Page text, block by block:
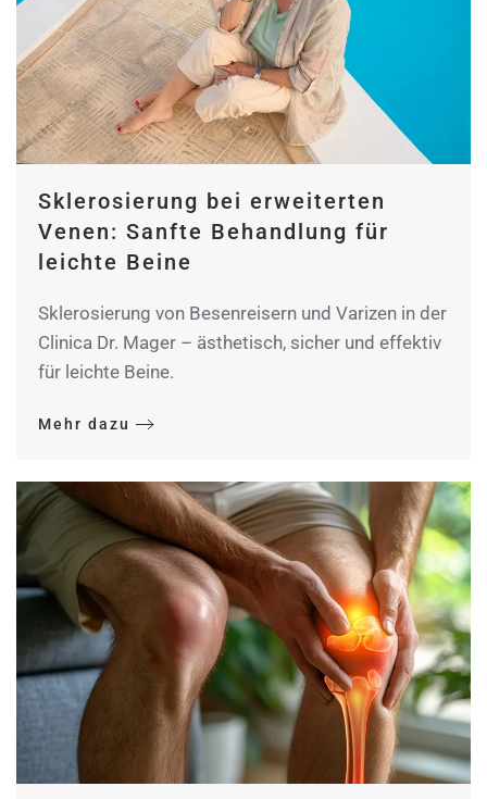
Sklerosierung bei erweiterten
Venen: Sanfte Behandlung für
leichte Beine
Sklerosierung von Besenreisern und Varizen in der
Clinica Dr. Mager – ästhetisch, sicher und effektiv
für leichte Beine.
Mehr dazu